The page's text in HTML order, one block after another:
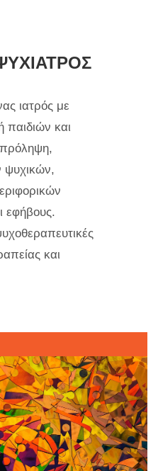
ιατρός με
παιδιών και
πρόληψη,
ψυχικών,
εφήβους.
και